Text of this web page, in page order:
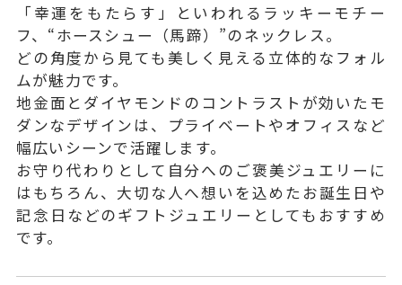
「幸運をもたらす」といわれるラッキーモチー
フ、“ホースシュー（馬蹄）”のネックレス。
どの角度から見ても美しく見える立体的なフォル
ムが魅力です。
地金面とダイヤモンドのコントラストが効いたモ
ダンなデザインは、プライベートやオフィスなど
幅広いシーンで活躍します。
お守り代わりとして自分へのご褒美ジュエリーに
はもちろん、大切な人へ想いを込めたお誕生日や
記念日などのギフトジュエリーとしてもおすすめ
です。